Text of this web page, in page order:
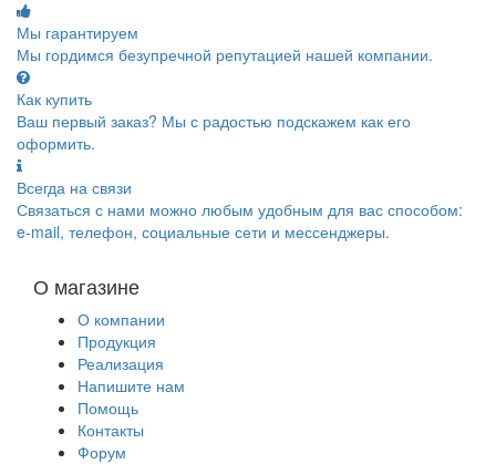
Мы гарантируем
Мы гордимся безупречной репутацией нашей компании.
Как купить
Ваш первый заказ? Мы с радостью подскажем как его
оформить.
Всегда на связи
Связаться с нами можно любым удобным для вас способом:
e-mail, телефон, социальные сети и мессенджеры.
О магазине
О компании
Продукция
Реализация
Напишите нам
Помощь
Контакты
Форум